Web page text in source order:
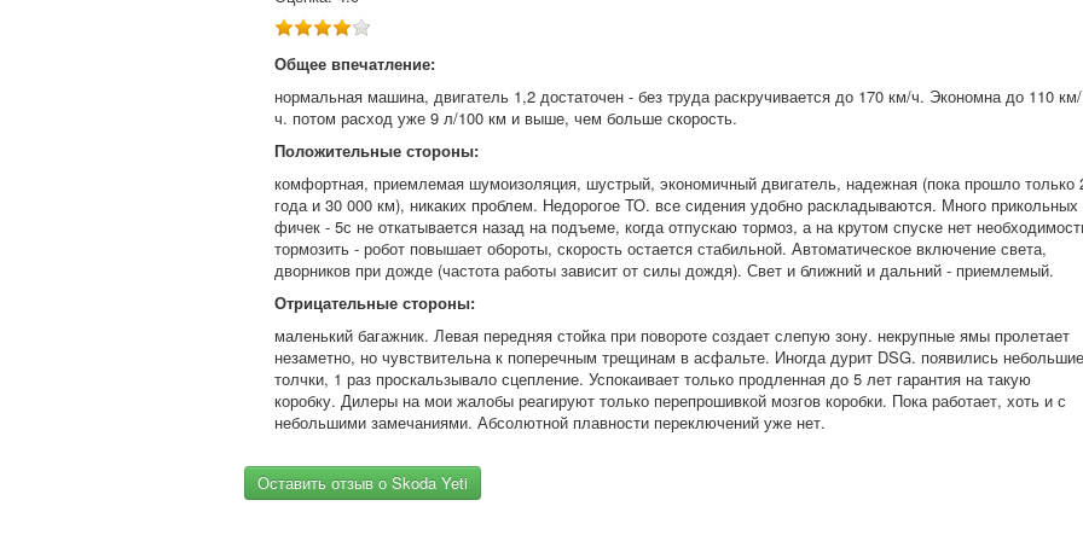
Общее впечатление:
нормальная машина, двигатель 1,2 достаточен - без труда раскручивается до 170 км/ч. Экономна до 110 км/
ч. потом расход уже 9 л/100 км и выше, чем больше скорость.
Положительные стороны:
комфортная, приемлемая шумоизоляция, шустрый, экономичный двигатель, надежная (пока прошло только
года и 30 000 км), никаких проблем. Недорогое ТО. все сидения удобно раскладываются. Много прикольных
фичек - 5с не откатывается назад на подъеме, когда отпускаю тормоз, а на крутом спуске нет
тормозить - робот повышает обороты, скорость остается стабильной. Автоматическое включение света,
дворников при дожде (частота работы зависит от силы дождя). Свет и ближний и дальний - приемлемый.
Отрицательные стороны:
маленький багажник. Левая передняя стойка при повороте создает слепую зону. некрупные ямы пролетает
незаметно, но чувствительна к поперечным трещинам в асфальте. Иногда дурит DSG. появились небольшие
толчки, 1 раз проскальзывало сцепление. Успокаивает только продленная до 5 лет гарантия на такую
коробку. Дилеры на мои жалобы реагируют только перепрошивкой мозгов коробки. Пока работает, хоть и с
небольшими замечаниями. Абсолютной плавности переключений уже нет.
Оставить отзыв о Skoda Yeti